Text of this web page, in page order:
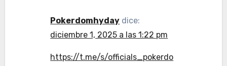
Pokerdomhyday dice:
diciembre 1, 2025 a las 1:22 pm
https://t.me/s/officials_pokerdo